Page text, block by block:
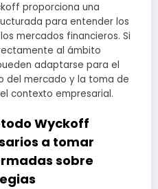
proporciona una
para entender los
mercados financieros. Si
al ámbito
adaptarse para el
del mercado y la toma de
contexto empresarial.
Wyckoff
a tomar
sobre